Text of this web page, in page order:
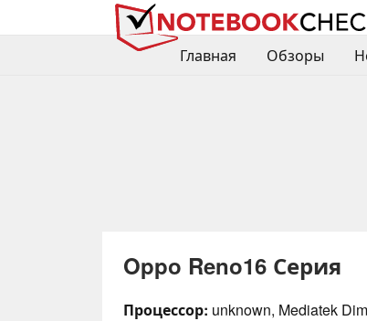
Главная
Обзоры
Oppo Reno16 Серия
Процессор: unknown, Mediatek